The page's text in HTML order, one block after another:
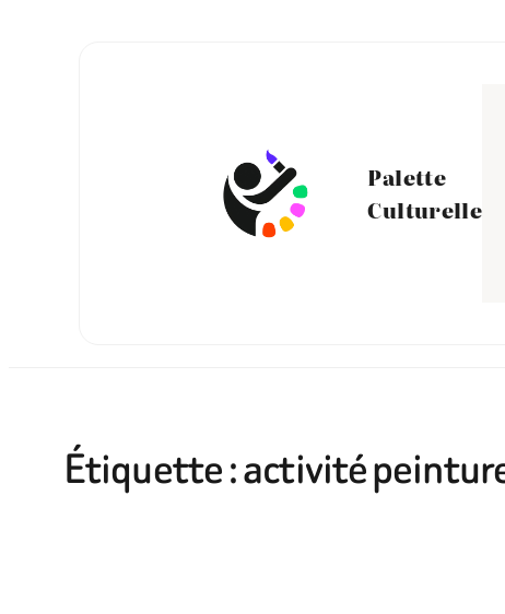
Palette
Culturelle
Étiquette :activité